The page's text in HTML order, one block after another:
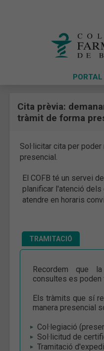
Cita prèvia:
tràmit de forma
Sol·licitar cita per
presencial.
El COFB té un servei
planificar l'atenció
atendre en horaris
TRAMITACIÓ
Recordem que
consultes es poden
Els tràmits que sí
manera presencial
Col·legiació
Sol·licitud de
Tramitació